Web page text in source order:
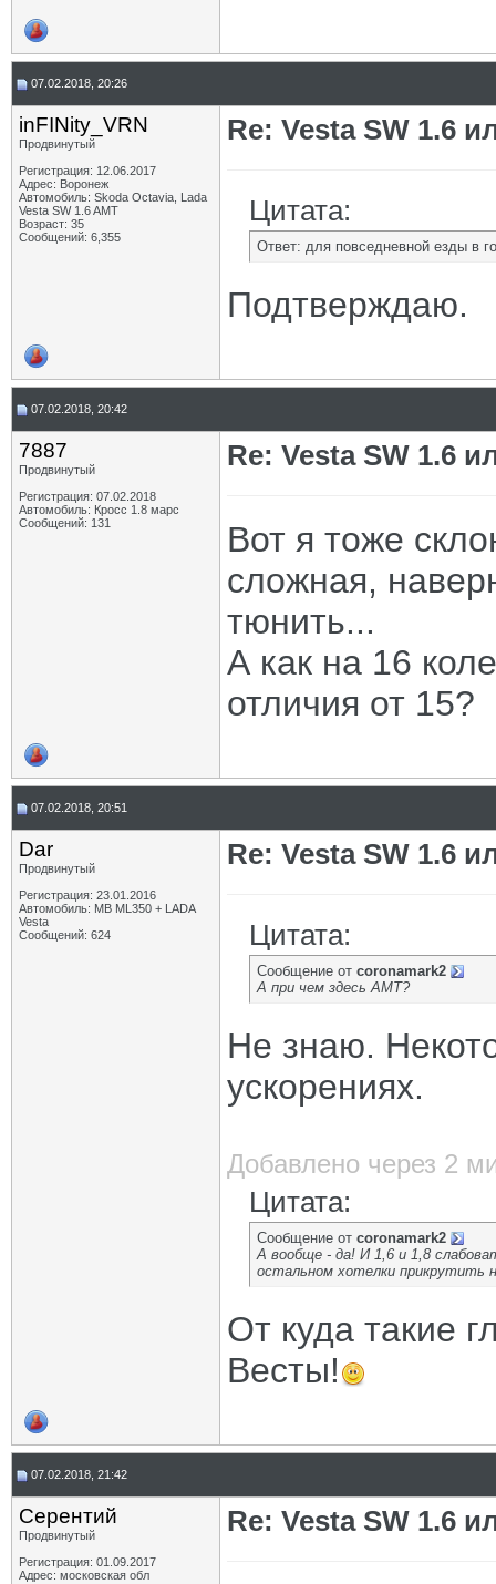
07.02.2018, 20:26
inFINity_VRN
Продвинутый
Регистрация: 12.06.2017
Адрес: Воронеж
Автомобиль: Skoda Octavia, Lada
Vesta SW 1.6 AMT
Возраст: 35
Сообщений: 6,355
Re: Vesta SW 1.6
Цитата:
Ответ: для повседневной езды в
Подтверждаю.
07.02.2018, 20:42
7887
Продвинутый
Регистрация: 07.02.2018
Автомобиль: Кросс 1.8 марс
Сообщений: 131
Re: Vesta SW 1.6
Вот я тоже
сложная,
тюнить...
А как на 16
отличия от 15?
07.02.2018, 20:51
Dar
Продвинутый
Регистрация: 23.01.2016
Автомобиль: MB ML350 + LADA
Vesta
Сообщений: 624
Re: Vesta SW 1.6
Цитата:
Сообщение от coronamark2
А при чем здесь АМТ?
Не знаю.
ускорениях.
Добавлено через 2
Цитата:
Сообщение от coronamark2
А вообще - да! И 1,6 и 1,8
остальном хотелки прикрутить
От куда такие
Весты!
07.02.2018, 21:42
Серентий
Продвинутый
Регистрация: 01.09.2017
Адрес: московская обл
Re: Vesta SW 1.6